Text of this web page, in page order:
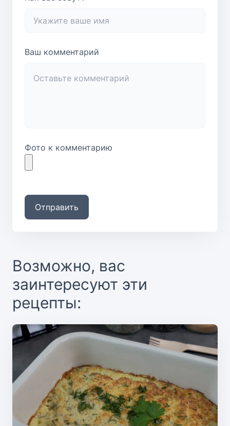
Ваш комментарий
Фото к комментарию
Отправить
Возможно, вас
заинтересуют эти
рецепты: